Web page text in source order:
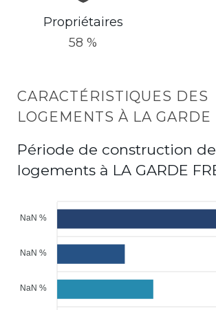
Propriétaires
58 %
CARACTÉRISTIQUES DES
LOGEMENTS À LA GARDE
Période de construction
logements à LA GARDE
NaN %
NaN %
NaN %